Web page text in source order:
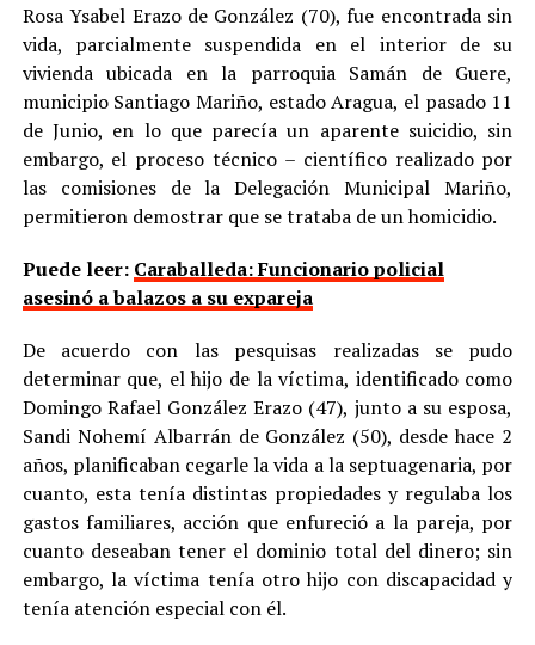
Rosa Ysabel Erazo de González (70), fue encontrada sin
vida, parcialmente suspendida en el interior de su
vivienda ubicada en la parroquia Samán de Guere,
municipio Santiago Mariño, estado Aragua, el pasado 11
de Junio, en lo que parecía un aparente suicidio, sin
embargo, el proceso técnico – científico realizado por
las comisiones de la Delegación Municipal Mariño,
permitieron demostrar que se trataba de un homicidio.
Puede leer: Caraballeda: Funcionario policial
asesinó a balazos a su expareja
De acuerdo con las pesquisas realizadas se pudo
determinar que, el hijo de la víctima, identificado como
Domingo Rafael González Erazo (47), junto a su esposa,
Sandi Nohemí Albarrán de González (50), desde hace 2
años, planificaban cegarle la vida a la septuagenaria, por
cuanto, esta tenía distintas propiedades y regulaba los
gastos familiares, acción que enfureció a la pareja, por
cuanto deseaban tener el dominio total del dinero; sin
embargo, la víctima tenía otro hijo con discapacidad y
tenía atención especial con él.